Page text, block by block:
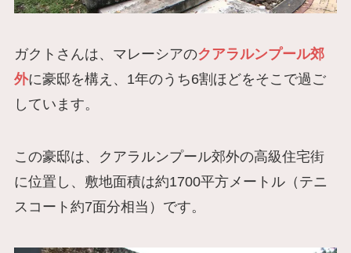
ガクトさんは、マレーシアのクアラルンプール郊
外に豪邸を構え、1年のうち6割ほどをそこで過ご
しています。
この豪邸は、クアラルンプール郊外の高級住宅街
に位置し、敷地面積は約1700平方メートル（テニ
スコート約7面分相当）です。